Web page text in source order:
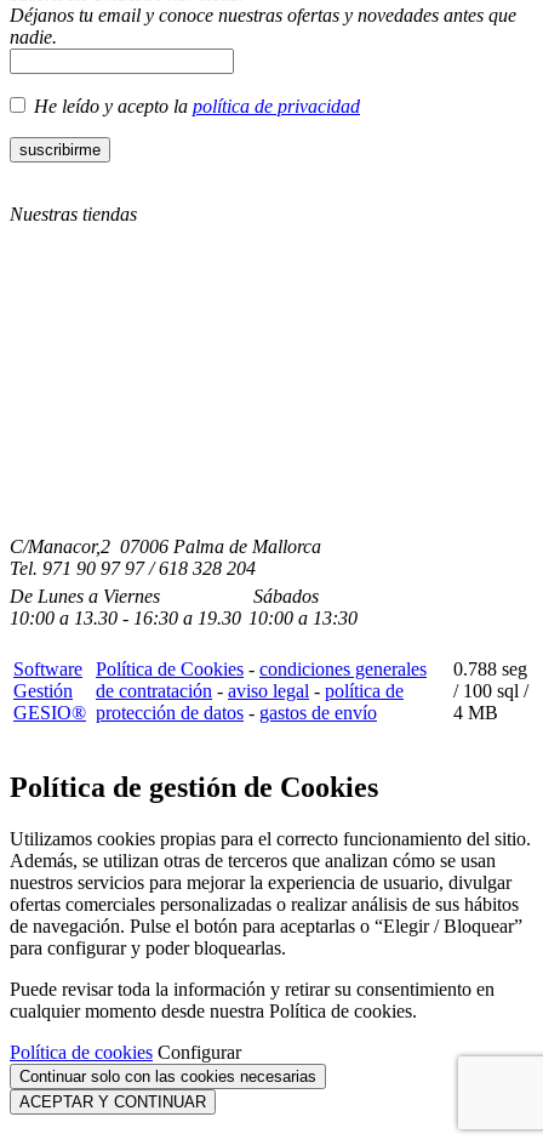
Déjanos tu email y conoce nuestras ofertas y novedades antes que
nadie.
He leído y acepto la política de privacidad
Nuestras tiendas
C/Manacor,2 07006 Palma de Mallorca
Tel. 971 90 97 97 / 618 328 204
De Lunes a Viernes
10:00 a 13.30 - 16:30 a 19.30
Sábados
10:00 a 13:30
Software
Gestión
GESIO®
Política de Cookies - condiciones generales
de contratación - aviso legal - política de
protección de datos - gastos de envío
0.788 seg
/ 100 sql /
4 MB
Política de gestión de Cookies
Utilizamos cookies propias para el correcto funcionamiento del sitio.
Además, se utilizan otras de terceros que analizan cómo se usan
nuestros servicios para mejorar la experiencia de usuario, divulgar
ofertas comerciales personalizadas o realizar análisis de sus hábitos
de navegación. Pulse el botón para aceptarlas o “Elegir / Bloquear”
para configurar y poder bloquearlas.
Puede revisar toda la información y retirar su consentimiento en
cualquier momento desde nuestra Política de cookies.
Política de cookies Configurar
Continuar solo con las cookies necesarias
ACEPTAR Y CONTINUAR